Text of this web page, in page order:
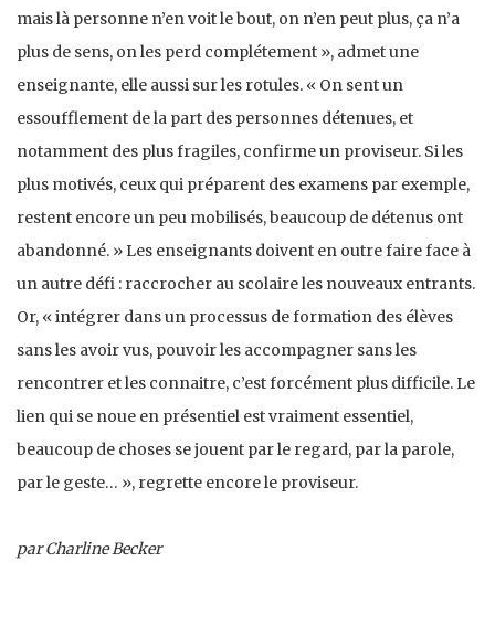
mais là personne n’en voit le bout, on n’en peut plus, ça n’a
plus de sens, on les perd complétement », admet une
enseignante, elle aussi sur les rotules. « On sent un
essoufflement de la part des personnes détenues, et
notamment des plus fragiles, confirme un proviseur. Si les
plus motivés, ceux qui préparent des examens par exemple,
restent encore un peu mobilisés, beaucoup de détenus ont
abandonné. » Les enseignants doivent en outre faire face à
un autre défi : raccrocher au scolaire les nouveaux entrants.
Or, « intégrer dans un processus de formation des élèves
sans les avoir vus, pouvoir les accompagner sans les
rencontrer et les connaitre, c’est forcément plus difficile. Le
lien qui se noue en présentiel est vraiment essentiel,
beaucoup de choses se jouent par le regard, par la parole,
par le geste… », regrette encore le proviseur.
par Charline Becker